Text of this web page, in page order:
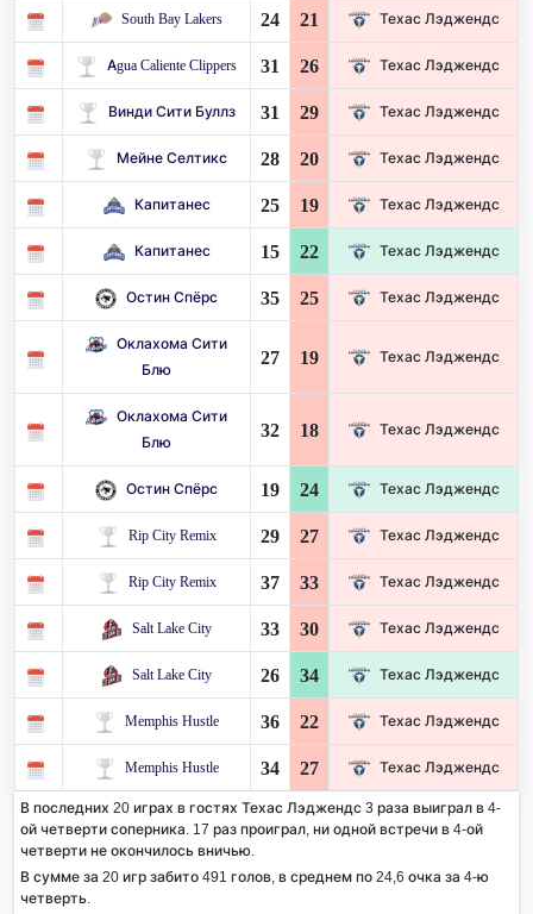
South Bay Lakers 24 21 Техас Лэджендс
Agua Caliente Clippers 31 26 Техас Лэджендс
Винди Сити Буллз 31 29 Техас Лэджендс
Мейне Селтикс 28 20 Техас Лэджендс
Капитанес 25 19 Техас Лэджендс
Капитанес 15 22 Техас Лэджендс
Остин Спёрс 35 25 Техас Лэджендс
Оклахома Сити
Блю
27 19 Техас Лэджендс
Оклахома Сити
Блю
32 18 Техас Лэджендс
Остин Спёрс 19 24 Техас Лэджендс
Rip City Remix 29 27 Техас Лэджендс
Rip City Remix 37 33 Техас Лэджендс
Salt Lake City 33 30 Техас Лэджендс
Salt Lake City 26 34 Техас Лэджендс
Memphis Hustle 36 22 Техас Лэджендс
Memphis Hustle 34 27 Техас Лэджендс
В последних 20 играх в гостях Техас Лэджендс 3 раза выиграл в 4-
ой четверти соперника. 17 раз проиграл, ни одной встречи в 4-ой
четверти не окончилось вничью.
В сумме за 20 игр забито 491 голов, в среднем по 24,6 очка за 4-ю
четверть.